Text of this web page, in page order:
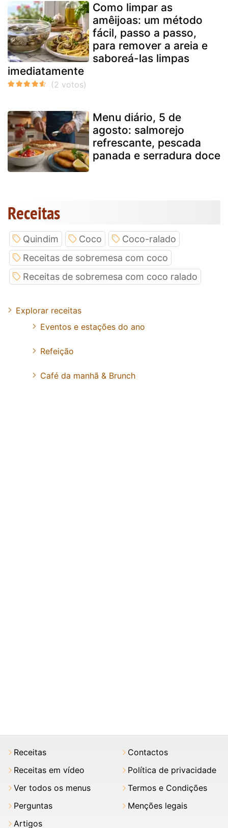
Como limpar as
amêijoas: um método
fácil, passo a passo,
para remover a areia e
saboreá-las limpas
imediatamente
Menu diário, 5 de
agosto: salmorejo
refrescante, pescada
panada e serradura doce
Receitas
Quindim Coco
Coco-ralado
Receitas de sobremesa com coco
Receitas de sobremesa com coco ralado
Explorar receitas
Eventos e estações do ano
Refeição
Café da manhã & Brunch
Receitas
Receitas em vídeo
Ver todos os menus
Perguntas
Artigos
Contactos
Política de privacidade
Termos e Condições
Menções legais